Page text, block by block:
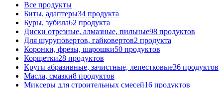
Все продукты
Биты, адаптеры34 продукта
Буры, зубила62 продукта
Диски отрезные, алмазные, пильные98 продуктов
Для шуруповертов, гайковертов2 продукта
Коронки, фрезы, шарошки50 продуктов
Корщетки28 продуктов
Круги абразивные, зачистные, лепестковые36 продуктов
Масла, смазки8 продуктов
Миксеры для строительных смесей16 продуктов